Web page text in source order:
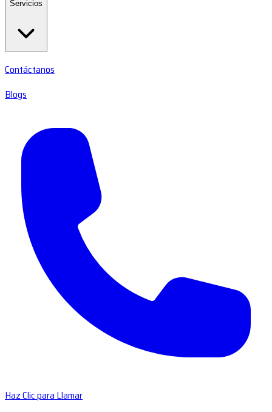
Servicios
Contáctanos
Blogs
Haz Clic para Llamar